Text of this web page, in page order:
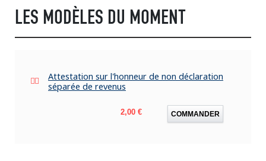
LES MODÈLES DU MOMENT
Attestation sur l'honneur de non déclaration
séparée de revenus
Prix
2,00 € COMMANDER